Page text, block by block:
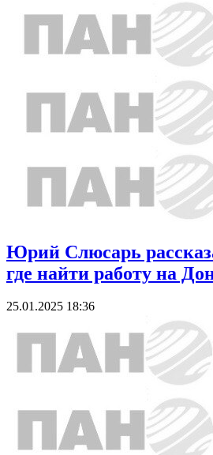
Юрий Слюсарь
где найти работу на
25.01.2025 18:36